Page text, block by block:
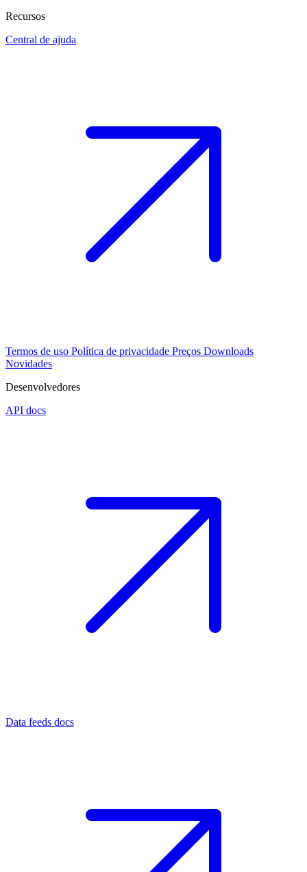
Recursos
Central de ajuda
Termos de uso Política de privacidade Preços Downloads
Novidades
Desenvolvedores
API docs
Data feeds docs